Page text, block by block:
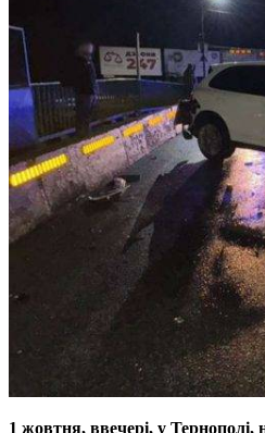
1 жовтня, ввечері, у Тернополі,